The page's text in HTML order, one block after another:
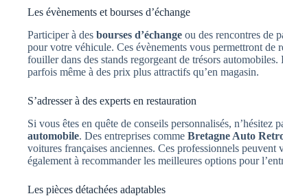
Les évènements et bourses d’échange
Participer à des bourses d’échange ou des rencontres de
pour votre véhicule. Ces évènements vous permettront de
fouiller dans des stands regorgeant de trésors
parfois même à des prix plus attractifs qu’en magasin.
S’adresser à des experts en restauration
Si vous êtes en quête de conseils personnalisés, n’hésitez
automobile. Des entreprises comme Bretagne Auto
voitures françaises anciennes. Ces professionnels
également à recommander les meilleures options pour
Les pièces détachées adaptables